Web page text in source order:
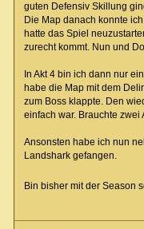
guten Defensiv Skillung
Die Map danach konnte
hatte das Spiel
zurecht kommt. Nun und
In Akt 4 bin ich dann nur
habe die Map mit dem
zum Boss klappte. Den
einfach war. Brauchte zwei
Ansonsten habe ich nun
Landshark gefangen.
Bin bisher mit der Season